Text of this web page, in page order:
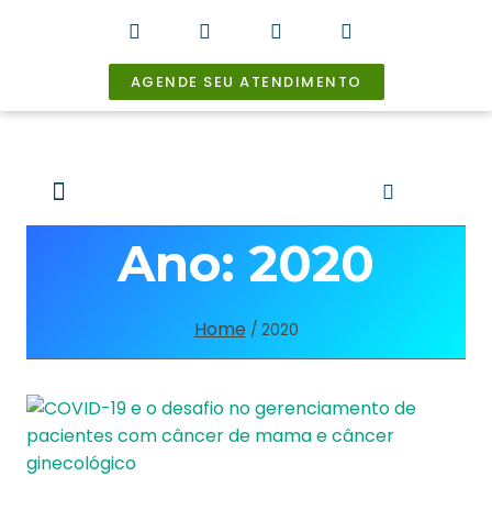
AGENDE SEU ATENDIMENTO
Ano: 2020
Home / 2020